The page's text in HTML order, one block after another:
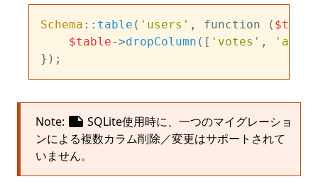
Schema :: table ( 'users' , function ( $table
$table->dropColumn ([ 'votes' ,
Note: note SQLite使用時に、一つのマイグレーショ
ンによる複数カラム削除／変更はサポートされて
いません。